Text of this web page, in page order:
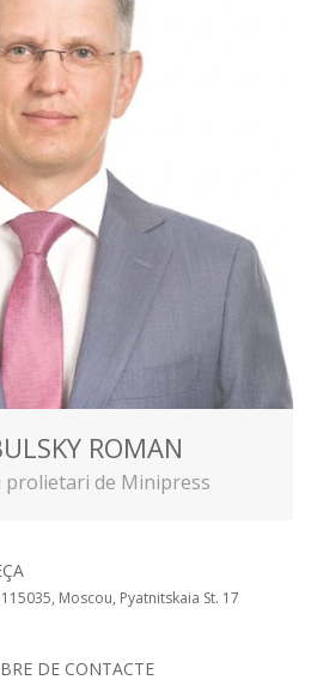
ROMAN
prolietari de Minipress
115035, Moscou, Pyatnitskaia St. 17
DE CONTACTE